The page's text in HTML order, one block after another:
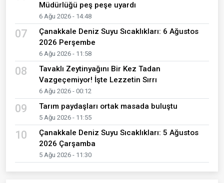
Müdürlüğü peş peşe uyardı
6 Ağu 2026 - 14:48
07
Çanakkale Deniz Suyu Sıcaklıkları: 6 Ağustos
2026 Perşembe
6 Ağu 2026 - 11:58
08
Tavaklı Zeytinyağını Bir Kez Tadan
Vazgeçemiyor! İşte Lezzetin Sırrı
6 Ağu 2026 - 00:12
09 Tarım paydaşları ortak masada buluştu
5 Ağu 2026 - 11:55
10
Çanakkale Deniz Suyu Sıcaklıkları: 5 Ağustos
2026 Çarşamba
5 Ağu 2026 - 11:30